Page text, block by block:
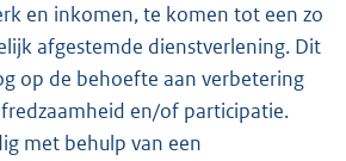
en inkomen, te komen tot een zo
afgestemde dienstverlening. Dit
op de behoefte aan verbetering
en/of participatie.
met behulp van een